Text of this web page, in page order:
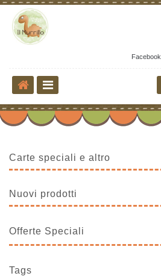
Facebook
Carte speciali e altro
Nuovi prodotti
Offerte Speciali
Tags